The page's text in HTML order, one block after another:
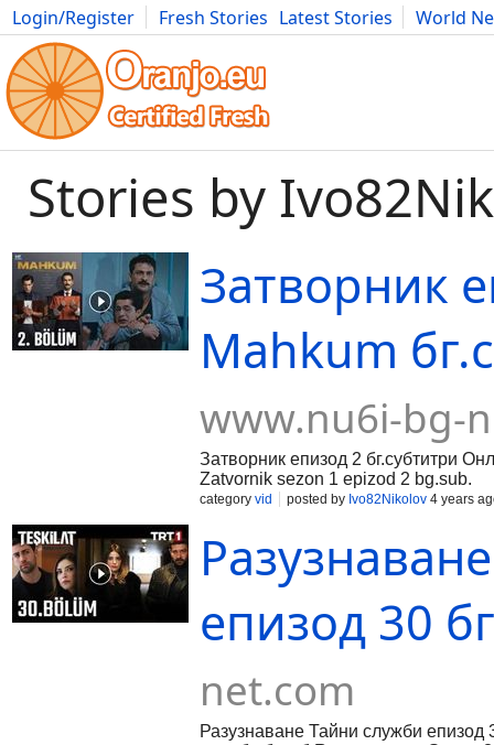
Login/Register Fresh Stories Latest Stories
World
Movies Anime Music Art Cars Advice Science
Stories by
Затворник
Mahkum
www.nu6i-bg-
Затворник епизод 2 бг.субтитри
Zatvornik sezon 1 epizod 2 bg.sub.
category vid posted by Ivo82Nikolov 4 years
епизод 30
net.com
Разузнаване Тайни служби